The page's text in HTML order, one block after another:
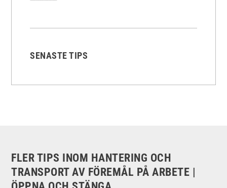
SENASTE TIPS
FLER TIPS INOM HANTERING OCH
TRANSPORT AV FÖREMÅL PÅ ARBETE |